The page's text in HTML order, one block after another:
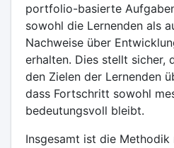
portfolio-basierte
sowohl die Lernenden als
Nachweise über
erhalten. Dies stellt sicher,
den Zielen der Lernenden
dass Fortschritt sowohl
bedeutungsvoll bleibt.
Insgesamt ist die Methodik